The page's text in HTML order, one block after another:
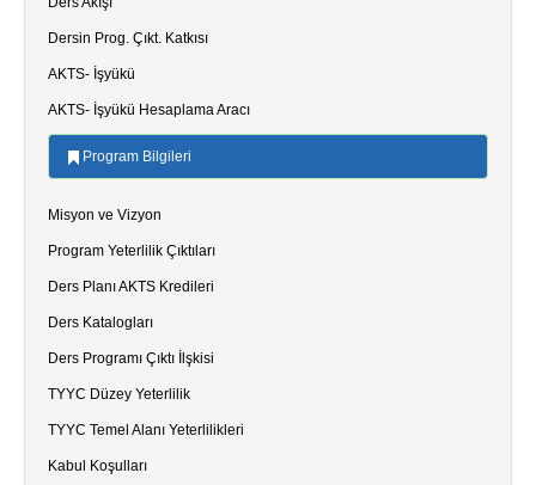
Dersin Prog. Çıkt. Katkısı
AKTS- İşyükü
AKTS- İşyükü Hesaplama Aracı
Program Bilgileri
Misyon ve Vizyon
Program Yeterlilik Çıktıları
Ders Planı AKTS Kredileri
Ders Katalogları
Ders Programı Çıktı İlşkisi
TYYC Düzey Yeterlilik
TYYC Temel Alanı Yeterlilikleri
Kabul Koşulları